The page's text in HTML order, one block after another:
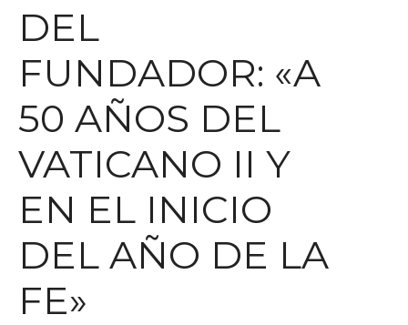
DEL
FUNDADOR: «A
50 AÑOS DEL
VATICANO II Y
EN EL INICIO
DEL AÑO DE LA
FE»